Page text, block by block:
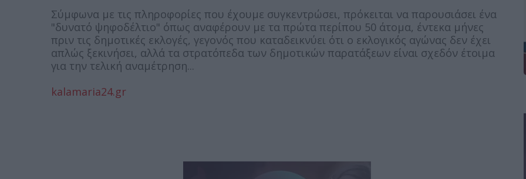
Σύμφωνα με τις πληροφορίες που έχουμε συγκεντρώσει, πρόκειται να παρουσιάσει ένα
"δυνατό ψηφοδέλτιο" όπως αναφέρουν με τα πρώτα περίπου 50 άτομα, έντεκα μήνες
πριν τις δημοτικές εκλογές, γεγονός που καταδεικνύει ότι ο εκλογικός αγώνας δεν έχει
απλώς ξεκινήσει, αλλά τα στρατόπεδα των δημοτικών παρατάξεων είναι σχεδόν έτοιμα
για την τελική αναμέτρηση...
kalamaria24.gr